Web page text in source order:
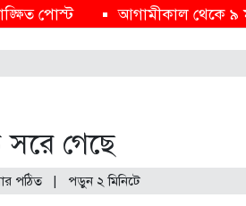
জন্য বন্ধ হচ্ছে সেন্টমার্টিন ভ্রমণ
গেছে
পঠিত | পড়ুন ২ মিনিটে